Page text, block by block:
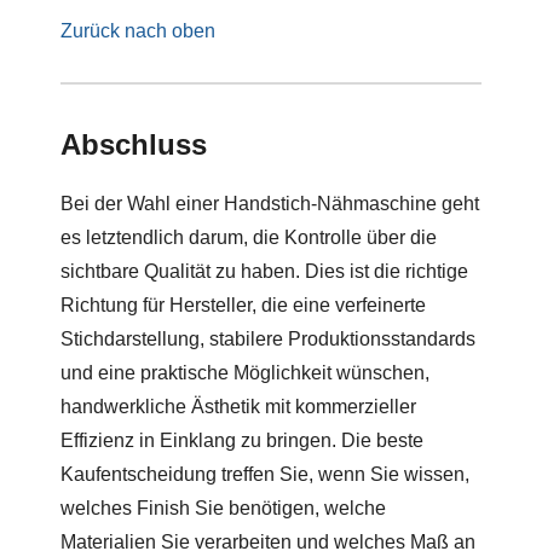
Zurück nach oben
Abschluss
Bei der Wahl einer Handstich-Nähmaschine geht
es letztendlich darum, die Kontrolle über die
sichtbare Qualität zu haben. Dies ist die richtige
Richtung für Hersteller, die eine verfeinerte
Stichdarstellung, stabilere Produktionsstandards
und eine praktische Möglichkeit wünschen,
handwerkliche Ästhetik mit kommerzieller
Effizienz in Einklang zu bringen. Die beste
Kaufentscheidung treffen Sie, wenn Sie wissen,
welches Finish Sie benötigen, welche
Materialien Sie verarbeiten und welches Maß an